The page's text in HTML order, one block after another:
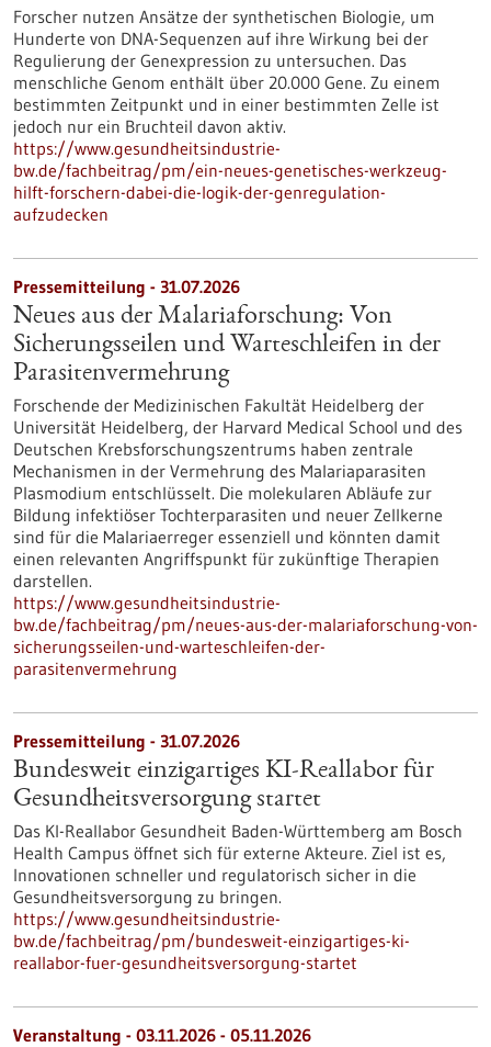
Forscher nutzen Ansätze der synthetischen Biologie, um
Hunderte von DNA-Sequenzen auf ihre Wirkung bei der
Regulierung der Genexpression zu untersuchen. Das
menschliche Genom enthält über 20.000 Gene. Zu einem
bestimmten Zeitpunkt und in einer bestimmten Zelle ist
jedoch nur ein Bruchteil davon aktiv.
https://www.gesundheitsindustrie-
bw.de/fachbeitrag/pm/ein-neues-genetisches-werkzeug-
hilft-forschern-dabei-die-logik-der-genregulation-
aufzudecken
Pressemitteilung - 31.07.2026
Neues aus der Malariaforschung: Von
Sicherungsseilen und Warteschleifen in der
Parasitenvermehrung
Forschende der Medizinischen Fakultät Heidelberg der
Universität Heidelberg, der Harvard Medical School und des
Deutschen Krebsforschungszentrums haben zentrale
Mechanismen in der Vermehrung des Malariaparasiten
Plasmodium entschlüsselt. Die molekularen Abläufe zur
Bildung infektiöser Tochterparasiten und neuer Zellkerne
sind für die Malariaerreger essenziell und könnten damit
einen relevanten Angriffspunkt für zukünftige Therapien
darstellen.
https://www.gesundheitsindustrie-
bw.de/fachbeitrag/pm/neues-aus-der-malariaforschung-von-
sicherungsseilen-und-warteschleifen-der-
parasitenvermehrung
Pressemitteilung - 31.07.2026
Bundesweit einzigartiges KI-Reallabor für
Gesundheits­versorgung startet
Das KI-Reallabor Gesundheit Baden-Württemberg am Bosch
Health Campus öffnet sich für externe Akteure. Ziel ist es,
Innovationen schneller und regulatorisch sicher in die
Gesundheitsversorgung zu bringen.
https://www.gesundheitsindustrie-
bw.de/fachbeitrag/pm/bundesweit-einzigartiges-ki-
reallabor-fuer-gesundheitsversorgung-startet
Veranstaltung - 03.11.2026 - 05.11.2026